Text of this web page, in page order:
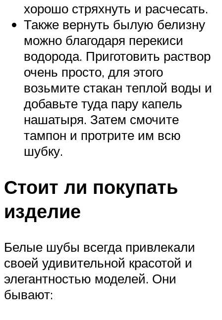
хорошо стряхнуть и расчесать.
Также вернуть былую белизну
можно благодаря перекиси
водорода. Приготовить раствор
очень просто, для этого
возьмите стакан теплой воды и
добавьте туда пару капель
нашатыря. Затем смочите
тампон и протрите им всю
шубку.
Стоит ли покупать
изделие
Белые шубы всегда привлекали
своей удивительной красотой и
элегантностью моделей. Они
бывают: